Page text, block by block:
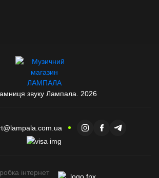
звуку Лампала. 2026
інтернет